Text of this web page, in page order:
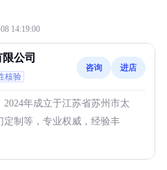
14:19:00
公司
核验
咨询 进店
年成立于江苏省苏州市太
制等，专业权威，经验丰